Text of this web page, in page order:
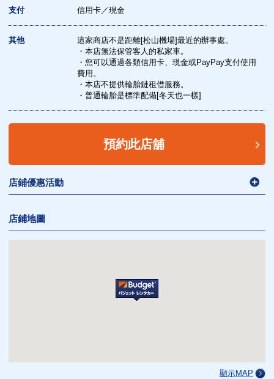
支付 信用卡／現金
其他
這家商店不是距離[松山機場]最近的辦事處。
・本店無法保管客人的私家車。
・您可以通過各類信用卡、現金或PayPay支付使用
費用。
・本店不提供輪胎鏈租借服務。
・普通輪胎是標準配備[冬天也一樣]
預約此店舖
店鋪優惠活動
店鋪地圖
顯示MAP